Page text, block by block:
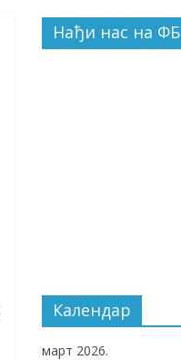
Нађи нас на ФБ
Календар
март 2026.